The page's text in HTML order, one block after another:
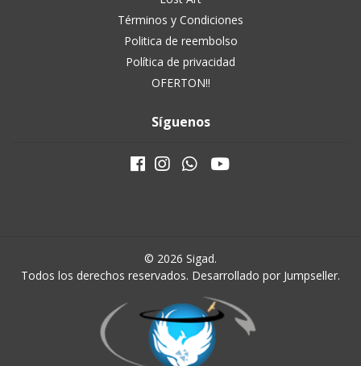
Términos y Condiciones
Politica de reembolso
Política de privacidad
OFERTON!!
Síguenos
© 2026 Sigad.
Todos los derechos reservados. Desarrollado por Jumpseller.